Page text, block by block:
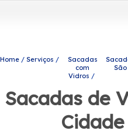
Home Serviços
Sacadas
com
Vidros
Sacadas de